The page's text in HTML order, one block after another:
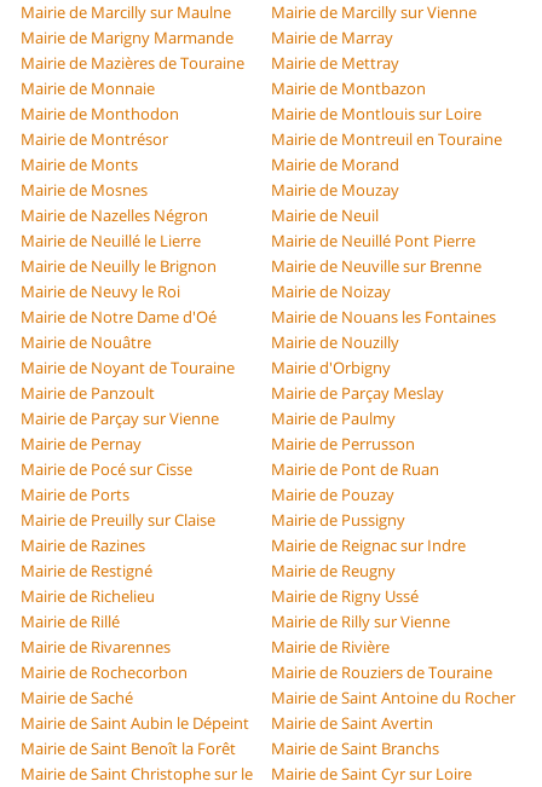
Mairie de Marcilly sur Maulne
Mairie de Marcilly sur Vienne
Mairie de Marigny Marmande
Mairie de Marray
Mairie de Mazières de Touraine
Mairie de Mettray
Mairie de Monnaie
Mairie de Montbazon
Mairie de Monthodon
Mairie de Montlouis sur Loire
Mairie de Montrésor
Mairie de Montreuil en Touraine
Mairie de Monts
Mairie de Morand
Mairie de Mosnes
Mairie de Mouzay
Mairie de Nazelles Négron
Mairie de Neuil
Mairie de Neuillé le Lierre
Mairie de Neuillé Pont Pierre
Mairie de Neuilly le Brignon
Mairie de Neuville sur Brenne
Mairie de Neuvy le Roi
Mairie de Noizay
Mairie de Notre Dame d'Oé
Mairie de Nouans les Fontaines
Mairie de Nouâtre
Mairie de Nouzilly
Mairie de Noyant de Touraine
Mairie d'Orbigny
Mairie de Panzoult
Mairie de Parçay Meslay
Mairie de Parçay sur Vienne
Mairie de Paulmy
Mairie de Pernay
Mairie de Perrusson
Mairie de Pocé sur Cisse
Mairie de Pont de Ruan
Mairie de Ports
Mairie de Pouzay
Mairie de Preuilly sur Claise
Mairie de Pussigny
Mairie de Razines
Mairie de Reignac sur Indre
Mairie de Restigné
Mairie de Reugny
Mairie de Richelieu
Mairie de Rigny Ussé
Mairie de Rillé
Mairie de Rilly sur Vienne
Mairie de Rivarennes
Mairie de Rivière
Mairie de Rochecorbon
Mairie de Rouziers de Touraine
Mairie de Saché
Mairie de Saint Antoine du Rocher
Mairie de Saint Aubin le Dépeint
Mairie de Saint Avertin
Mairie de Saint Benoît la Forêt
Mairie de Saint Branchs
Mairie de Saint Christophe sur le
Mairie de Saint Cyr sur Loire